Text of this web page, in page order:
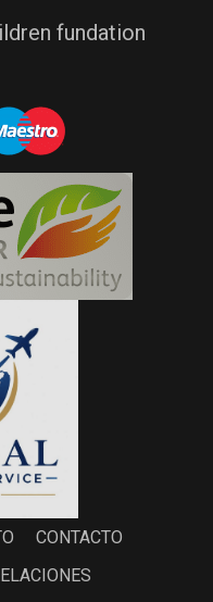
fundation
CONTACTO